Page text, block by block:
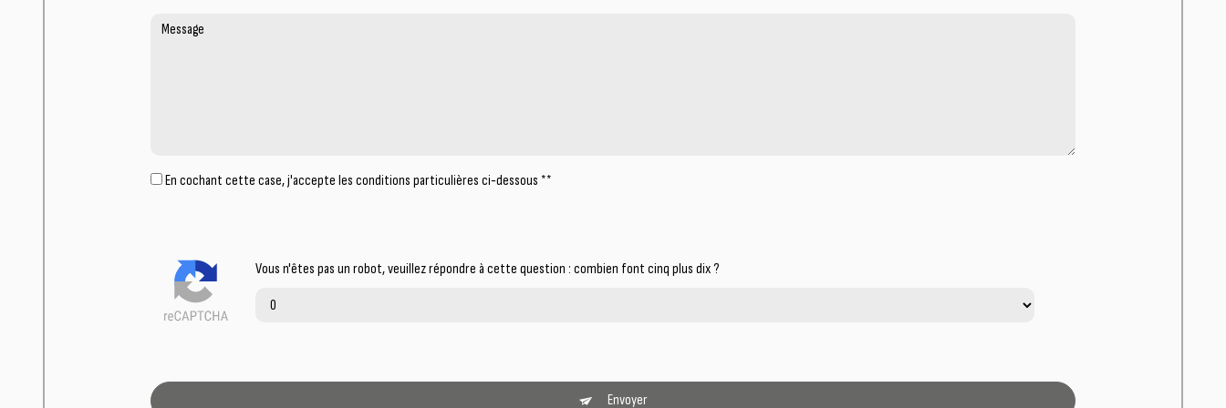
En cochant cette case, j'accepte les conditions particulières ci-dessous **
Vous n'êtes pas un robot, veuillez répondre à cette question : combien font cinq plus dix ?
Envoyer